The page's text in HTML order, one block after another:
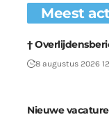
Meest
†
8 augustus 2026
Nieuwe